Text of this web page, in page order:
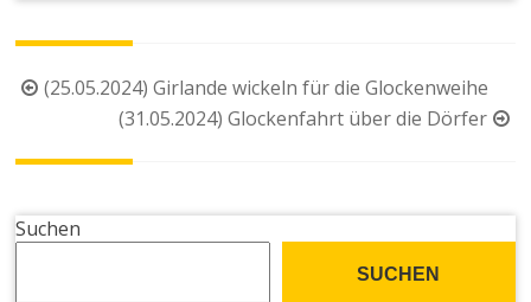
Beitragsnavigation
(25.05.2024) Girlande wickeln für die Glockenweihe
(31.05.2024) Glockenfahrt über die Dörfer
Suchen
SUCHEN